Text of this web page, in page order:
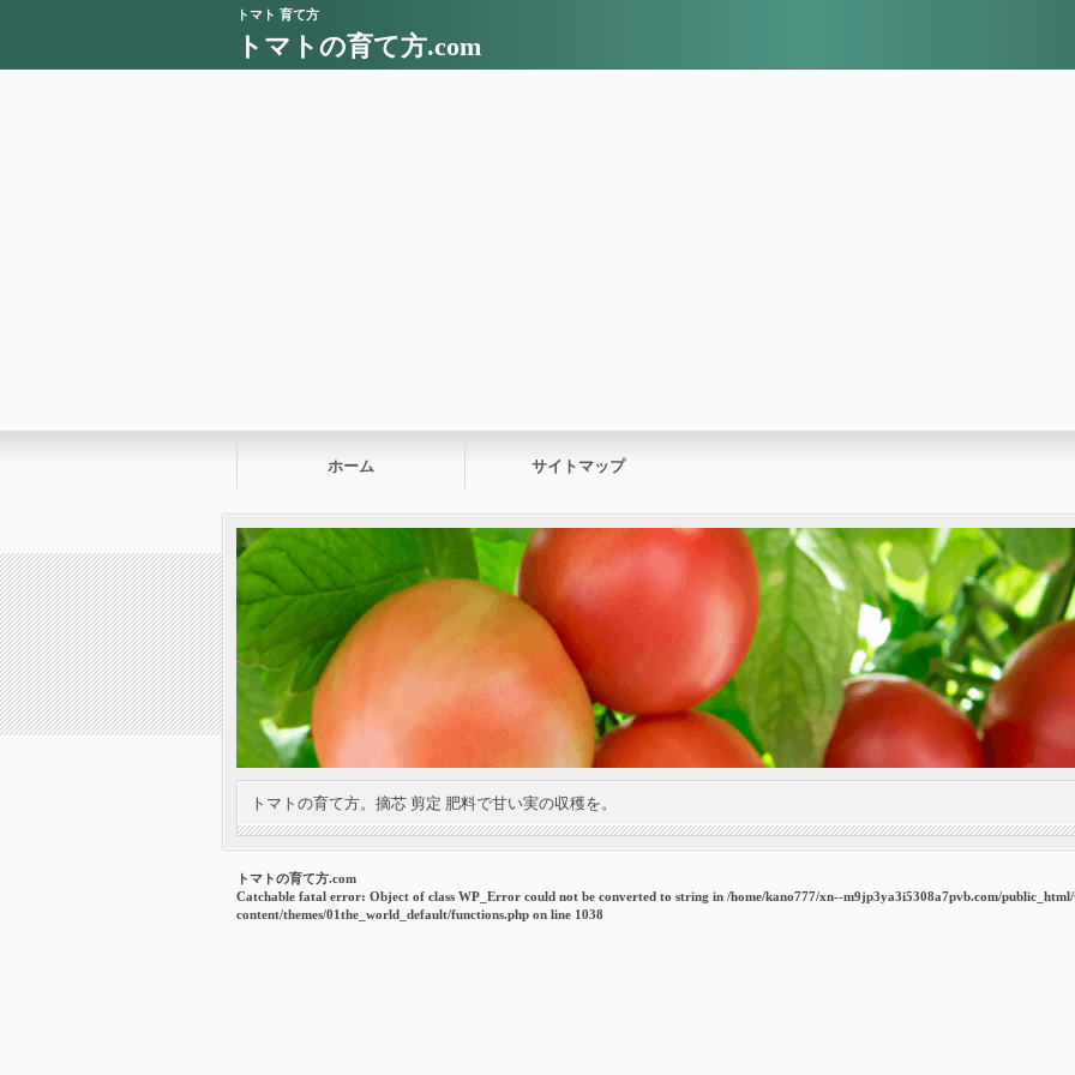
トマト 育て方
トマトの育て方.com
ホーム サイトマップ
トマトの育て方。摘芯 剪定 肥料で甘い実の収穫を。
トマトの育て方.com
Catchable fatal error: Object of class WP_Error could not be converted to string in /home/kano777/xn--m9jp3ya3i5308a7pvb.com/
content/themes/01the_world_default/functions.php on line 1038